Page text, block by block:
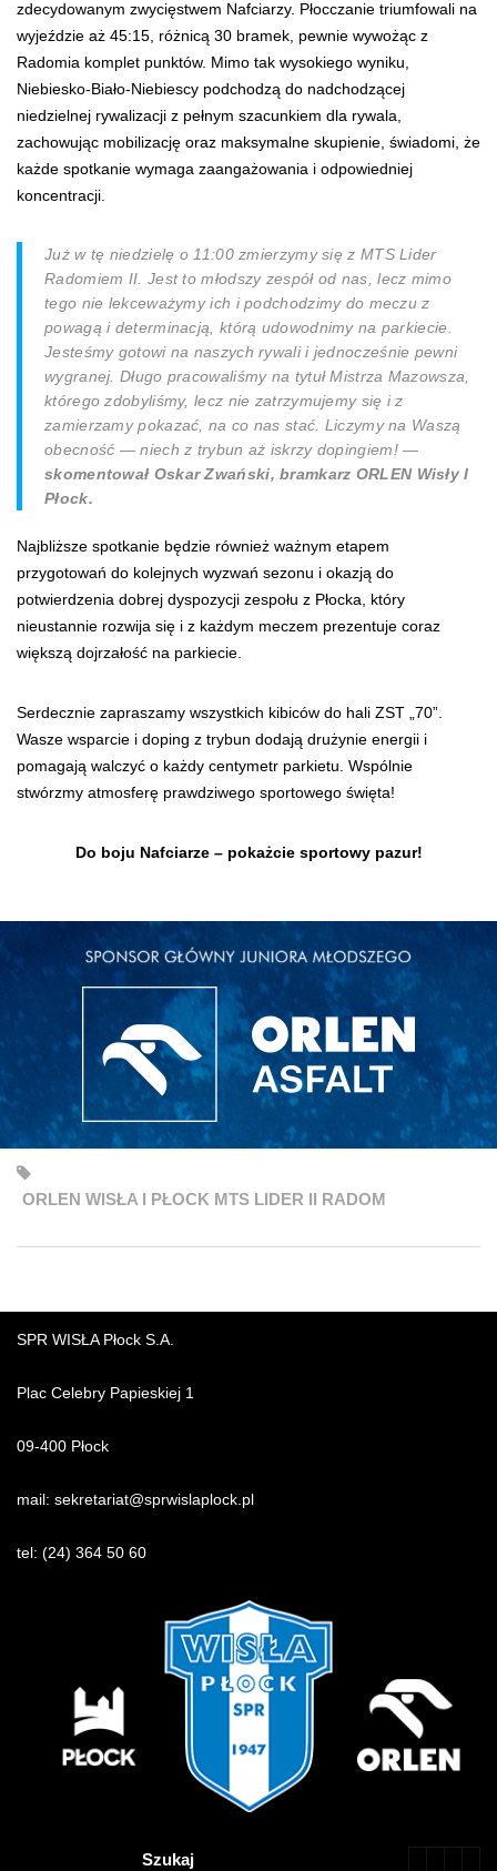
zdecydowanym zwycięstwem Nafciarzy. Płocczanie triumfowali na
wyjeździe aż 45:15, różnicą 30 bramek, pewnie wywożąc z
Radomia komplet punktów. Mimo tak wysokiego wyniku,
Niebiesko-Biało-Niebiescy podchodzą do nadchodzącej
niedzielnej rywalizacji z pełnym szacunkiem dla rywala,
zachowując mobilizację oraz maksymalne skupienie, świadomi, że
każde spotkanie wymaga zaangażowania i odpowiedniej
koncentracji.
Już w tę niedzielę o 11:00 zmierzymy się z MTSLider
Radomiem II. Jest to młodszy zespół od nas, lecz mimo
tego nie lekceważymy ich i podchodzimy do meczu z
powagą i determinacją, którą udowodnimy na parkiecie.
Jesteśmy gotowi na naszych rywali i jednocześnie pewni
wygranej. Długo pracowaliśmy na tytuł Mistrza Mazowsza,
którego zdobyliśmy, lecz nie zatrzymujemy się i z
zamierzamy pokazać, na co nas stać. Liczymy na Waszą
obecność — niech z trybun aż iskrzy dopingiem! —
skomentował Oskar Zwański, bramkarz ORLEN Wisły I
Płock.
Najbliższe spotkanie będzie również ważnym etapem
przygotowań do kolejnych wyzwań sezonu i okazją do
potwierdzenia dobrej dyspozycji zespołu z Płocka, który
nieustannie rozwija się i z każdym meczem prezentuje coraz
większą dojrzałość na parkiecie.
Serdecznie zapraszamy wszystkich kibiców do hali ZST „70”.
Wasze wsparcie i doping z trybun dodają drużynie energii i
pomagają walczyć o każdy centymetr parkietu. Wspólnie
stwórzmy atmosferę prawdziwego sportowego święta!
Do boju Nafciarze – pokażcie sportowy pazur!
ORLEN WISŁA I PŁOCK MTS LIDER II RADOM
SPR WISŁA Płock S.A.
Plac Celebry Papieskiej 1
09-400 Płock
mail: sekretariat@sprwislaplock.pl
tel: (24) 364 50 60
Szukaj